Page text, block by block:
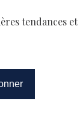
tendances et